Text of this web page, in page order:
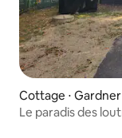
Cottage ⋅ Gardner
Le paradis des